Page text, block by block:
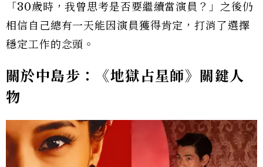
「30歲時，我曾思考是否要繼續當演員？」之後仍
相信自己總有一天能因演員獲得肯定，打消了選擇
穩定工作的念頭。
關於中島步：《地獄占星師》關鍵人
物